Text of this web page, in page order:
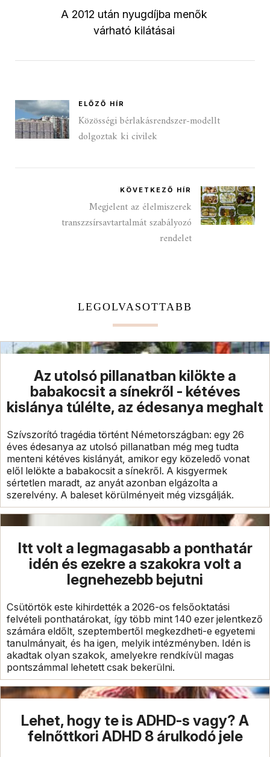
A 2012 után nyugdíjba menők
várható kilátásai
ELŐZŐ HÍR
Közösségi bérlakásrendszer-modellt
dolgoztak ki civilek
KÖVETKEZŐ HÍR
Megjelent az élelmiszerek
transzzsírsavtartalmát szabályozó
rendelet
LEGOLVASOTTABB
Az utolsó pillanatban kilökte a
babakocsit a sínekről - kétéves
kislánya túlélte, az édesanya meghalt
Szívszorító tragédia történt Németországban: egy 26
éves édesanya az utolsó pillanatban még meg tudta
menteni kétéves kislányát, amikor egy közeledő vonat
elől lelökte a babakocsit a sínekről. A kisgyermek
sértetlen maradt, az anyát azonban elgázolta a
szerelvény. A baleset körülményeit még vizsgálják.
Itt volt a legmagasabb a ponthatár
idén és ezekre a szakokra volt a
legnehezebb bejutni
Csütörtök este kihirdették a 2026-os felsőoktatási
felvételi ponthatárokat, így több mint 140 ezer jelentkező
számára eldőlt, szeptembertől megkezdheti-e egyetemi
tanulmányait, és ha igen, melyik intézményben. Idén is
akadtak olyan szakok, amelyekre rendkívül magas
pontszámmal lehetett csak bekerülni.
Lehet, hogy te is ADHD-s vagy? A
felnőttkori ADHD 8 árulkodó jele